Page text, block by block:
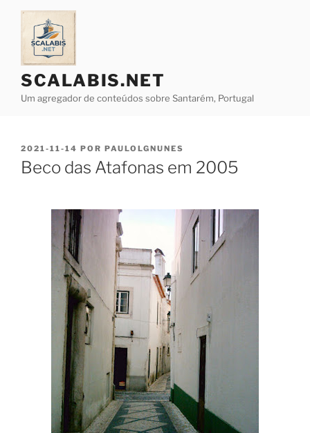
Saltar
conteúdo
SCALABIS.NET
Um agregador de conteúdos sobre Santarém, Portugal
PUBLICADO
EM
2021-11-14 POR PAULOLGNUNES
Beco das Atafonas em 2005